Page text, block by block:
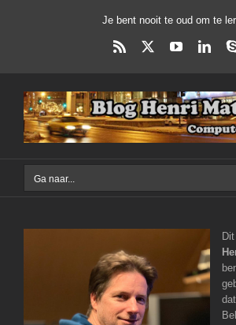
Je bent nooit te oud om te
Rss YouTube
Ga naar...